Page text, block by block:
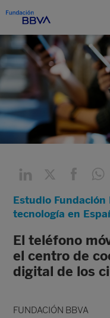
Estudio Fundación
tecnología en
El teléfono
el centro de
digital de los
FUNDACIÓN BBVA